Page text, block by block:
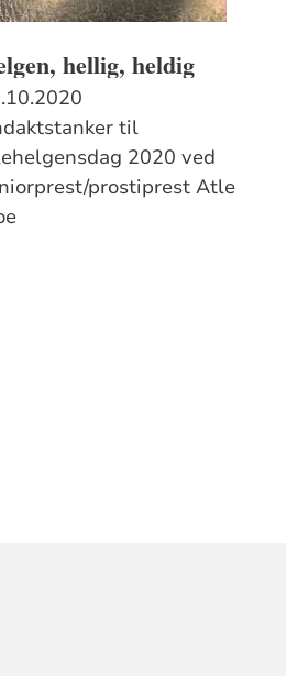
hellig, heldig
til
2020 ved
prostiprest Atle